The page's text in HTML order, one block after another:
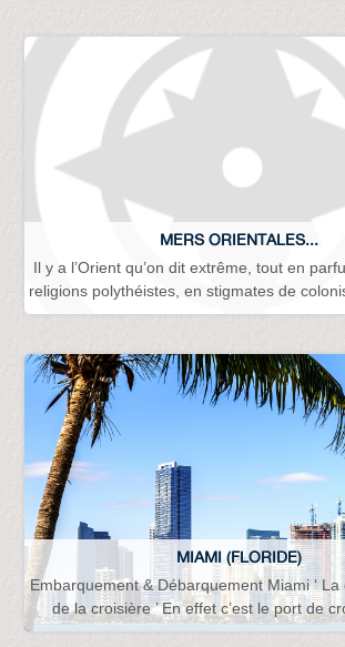
MERS ORIENTALES...
Il y a l’Orient qu’on dit extrême, tout en
religions polythéistes, en stigmates de
MIAMI (FLORIDE)
Embarquement & Débarquement Miami ‘
de la croisière ’ En effet c’est le port de